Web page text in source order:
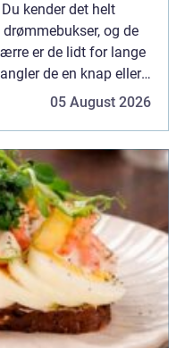
kender det helt
og de
er de lidt for lange
de en knap eller
findes der råd for
05 August 2026